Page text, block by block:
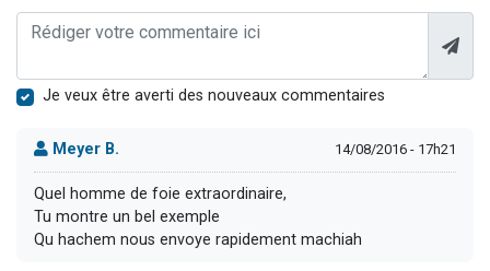
Je veux être averti des nouveaux commentaires
Meyer B. 14/08/2016 - 17h21
Quel homme de foie extraordinaire,
Tu montre un bel exemple
Qu hachem nous envoye rapidement machiah